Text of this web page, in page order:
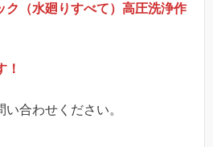
（水廻りすべて）高圧洗浄作
！
合わせください。